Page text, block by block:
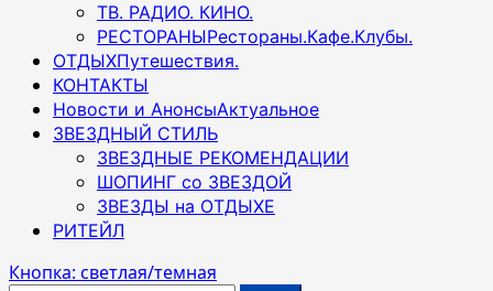
ТВ. РАДИО. КИНО.
РЕСТОРАНЫРестораны.Кафе.Клубы.
ОТДЫХПутешествия.
КОНТАКТЫ
Новости и АнонсыАктуальное
ЗВЕЗДНЫЙ СТИЛЬ
ЗВЕЗДНЫЕ РЕКОМЕНДАЦИИ
ШОПИНГ со ЗВЕЗДОЙ
ЗВЕЗДЫ на ОТДЫХЕ
РИТЕЙЛ
Кнопка: светлая/темная